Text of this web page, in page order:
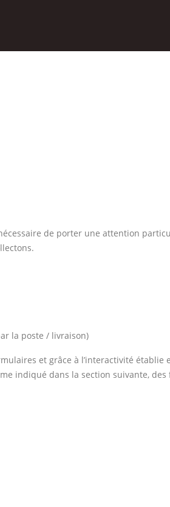
de porter une attention
la poste / livraison)
et grâce à l’interactivité établie
indiqué dans la section suivante,